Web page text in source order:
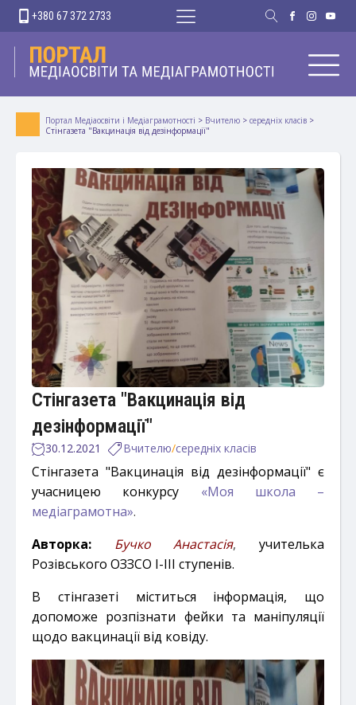
+380 67 372 2733
Портал Медіаосвіти і Медіаграмотності > Вчителю > середніх класів >
Стінгазета "Вакцинація від дезінформації"
Стінгазета "Вакцинація від
дезінформації"
30.12.2021 Вчителю/середніх класів
Стінгазета "Вакцинація від дезінформації" є
учасницею конкурсу
«Моя школа –
медіаграмотна».
Авторка:
Бучко Анастасія,учителька
Розівського ОЗЗСО І-ІІІ ступенів.
В стінгазеті міститься інформація, що
допоможе розпізнати фейки та маніпуляції
щодо вакцинації від ковіду.